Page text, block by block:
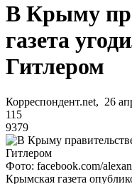
В Крыму
газета
Гитлером
Корреспондент.net, 26
115
9379
Фото: facebook.com/
Крымская газета